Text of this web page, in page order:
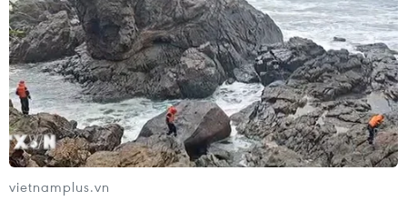
vietnamplus.vn